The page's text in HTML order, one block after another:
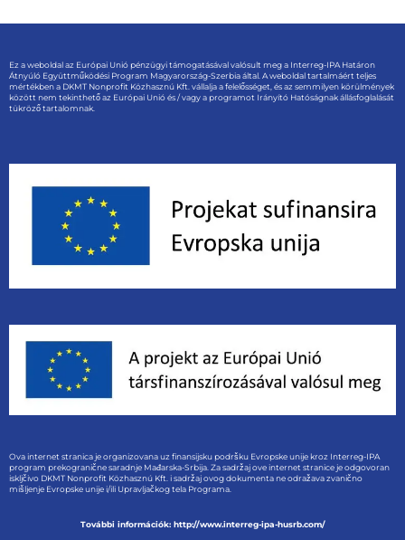
Ez a weboldal az Európai Unió pénzügyi támogatásával valósult meg a Interreg-IPA Határon
Átnyúló Együttműködési Program Magyarország-Szerbia által. A weboldal tartalmáért teljes
mértékben a DKMT Nonprofit Közhasznú Kft. vállalja a felelősséget, és az semmilyen körülmények
között nem tekinthető az Európai Unió és / vagy a programot Irányító Hatóságnak állásfoglalását
tükröző tartalomnak.
Ova internet stranica je organizovana uz finansijsku podršku Evropske unije kroz Interreg-IPA
program prekogranične saradnje Mađarska-Srbija. Za sadržaj ove internet stranice je odgovoran
iskljčivo DKMT Nonprofit Közhasznú Kft. i sadržaj ovog dokumenta ne odražava zvanično
mišljenje Evropske unije i/ili Upravljačkog tela Programa.
További információk: http://www.interreg-ipa-husrb.com/